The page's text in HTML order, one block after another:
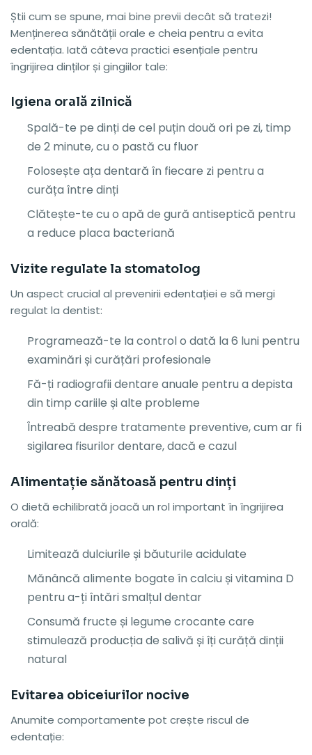
Știi cum se spune, mai bine previi decât să tratezi!
Menținerea sănătății orale e cheia pentru a evita
edentația. Iată câteva practici esențiale pentru
îngrijirea dinților și gingiilor tale:
Igiena orală zilnică
Spală-te pe dinți de cel puțin două ori pe zi, timp
de 2 minute, cu o pastă cu fluor
Folosește ața dentară în fiecare zi pentru a
curăța între dinți
Clătește-te cu o apă de gură antiseptică pentru
a reduce placa bacteriană
Vizite regulate la stomatolog
Un aspect crucial al prevenirii edentației e să mergi
regulat la dentist:
Programează-te la control o dată la 6 luni pentru
examinări și curățări profesionale
Fă-ți radiografii dentare anuale pentru a depista
din timp cariile și alte probleme
Întreabă despre tratamente preventive, cum ar fi
sigilarea fisurilor dentare, dacă e cazul
Alimentație sănătoasă pentru dinți
O dietă echilibrată joacă un rol important în îngrijirea
orală:
Limitează dulciurile și băuturile acidulate
Mănâncă alimente bogate în calciu și vitamina D
pentru a-ți întări smalțul dentar
Consumă fructe și legume crocante care
stimulează producția de salivă și îți curăță dinții
natural
Evitarea obiceiurilor nocive
Anumite comportamente pot crește riscul de
edentație: